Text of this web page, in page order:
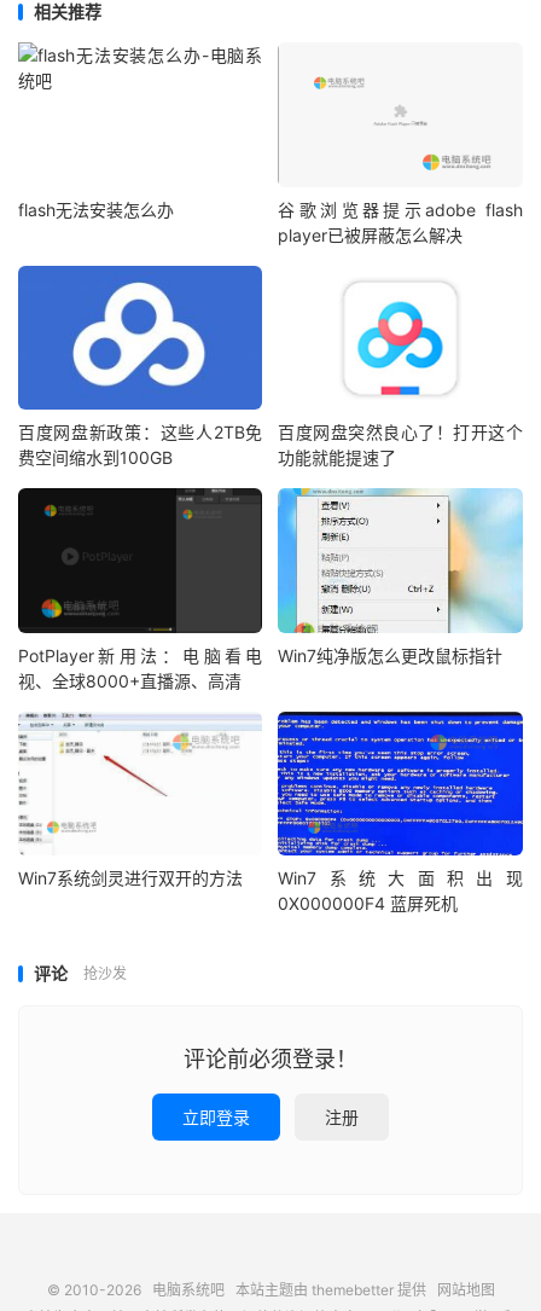
相关推荐
flash无法安装怎么办
谷歌浏览器提示adobe flash
player已被屏蔽怎么解决
百度网盘新政策：这些人2TB免
费空间缩水到100GB
百度网盘突然良心了！打开这个
功能就能提速了
PotPlayer新用法：电脑看电
视、全球8000+直播源、高清
Win7纯净版怎么更改鼠标指针
Win7系统剑灵进行双开的方法
Win7系统大面积出现
0X000000F4 蓝屏死机
评论 抢沙发
评论前必须登录！
立即登录 注册
© 2010-2026 电脑系统吧本站主题由 themebetter提供
网站地图